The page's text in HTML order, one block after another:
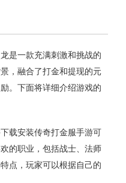
是一款充满刺激和挑战的
，融合了打金和提现的元
。下面将详细介绍游戏的
载安装传奇打金服手游可
的职业，包括战士、法师
点，玩家可以根据自己的